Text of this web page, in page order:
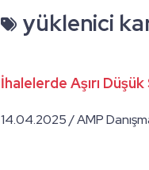
yüklenici
İhalelerde Aşırı Düşük
14.04.2025 / AMP